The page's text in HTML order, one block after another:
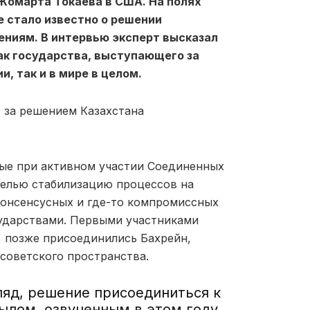
известно о решении
В интервью эксперт высказал
государства, выступающего за
так и в мире в целом.
за решением Казахстана
при активном участии Соединенных
стабилизацию процессов на
и где-то компромиссных
Первыми участниками
присоединились Бахрейн,
пространства.
решение присоединиться к